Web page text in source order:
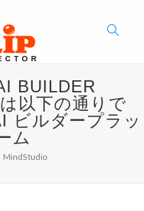
Search
Button
BUILDER
以下の通りで
ビルダープラッ
ム
MindStudio